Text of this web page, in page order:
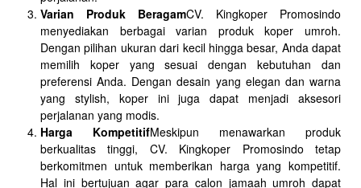
Varian Produk BeragamCV. Kingkoper Promosindo
menyediakan berbagai varian produk koper umroh.
Dengan pilihan ukuran dari kecil hingga besar, Anda dapat
memilih koper yang sesuai dengan kebutuhan dan
preferensi Anda. Dengan desain yang elegan dan warna
yang stylish, koper ini juga dapat menjadi aksesori
perjalanan yang modis.
Harga KompetitifMeskipun menawarkan produk
berkualitas tinggi, CV. Kingkoper Promosindo tetap
berkomitmen untuk memberikan harga yang kompetitif.
Hal ini bertujuan agar para calon jamaah umroh dapat